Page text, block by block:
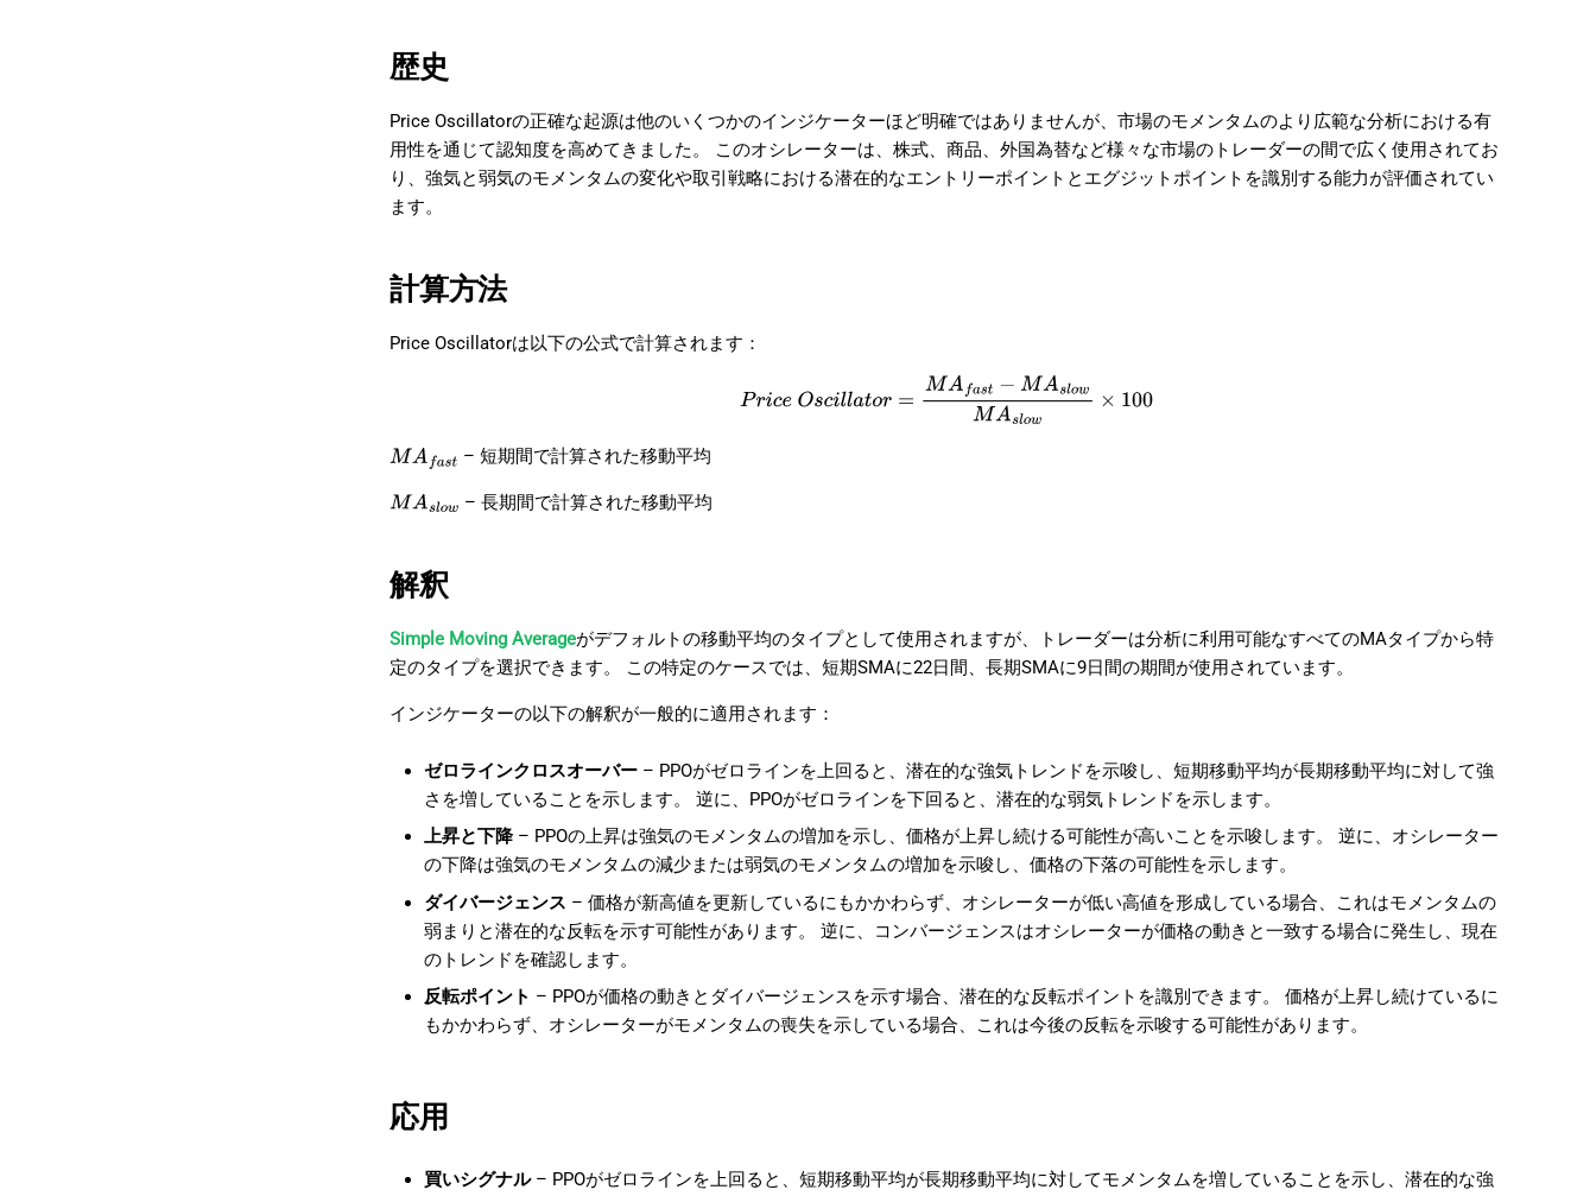
歴史
Price Oscillatorの正確な起源は他のいくつかのインジケーターほど明確ではありませんが、市場のモメンタムのより広範な分析における有
用性を通じて認知度を高めてきました。 このオシレーターは、株式、商品、外国為替など様々な市場のトレーダーの間で広く使用されてお
り、強気と弱気のモメンタムの変化や取引戦略における潜在的なエントリーポイントとエグジットポイントを識別する能力が評価されてい
ます。
計算方法
Price Oscillatorは以下の公式で計算されます：
Pric e Oscillator= MA fast−MAslowMAslow ×100
MAfast – 短期間で計算された移動平均
MAslow – 長期間で計算された移動平均
解釈
Simple Moving Averageがデフォルトの移動平均のタイプとして使用されますが、トレーダーは分析に利用可能なすべてのMAタイプから特
定のタイプを選択できます。 この特定のケースでは、短期SMAに22日間、長期SMAに9日間の期間が使用されています。
インジケーターの以下の解釈が一般的に適用されます：
ゼロラインクロスオーバー– PPOがゼロラインを上回ると、潜在的な強気トレンドを示唆し、短期移動平均が長期移動平均に対して強
さを増していることを示します。 逆に、PPOがゼロラインを下回ると、潜在的な弱気トレンドを示します。
上昇と下降– PPOの上昇は強気のモメンタムの増加を示し、価格が上昇し続ける可能性が高いことを示唆します。 逆に、オシレーター
の下降は強気のモメンタムの減少または弱気のモメンタムの増加を示唆し、価格の下落の可能性を示します。
ダイバージェンス – 価格が新高値を更新しているにもかかわらず、オシレーターが低い高値を形成している場合、これはモメンタムの
弱まりと潜在的な反転を示す可能性があります。 逆に、コンバージェンスはオシレーターが価格の動きと一致する場合に発生し、現在
のトレンドを確認します。
反転ポイント – PPOが価格の動きとダイバージェンスを示す場合、潜在的な反転ポイントを識別できます。 価格が上昇し続けているに
もかかわらず、オシレーターがモメンタムの喪失を示している場合、これは今後の反転を示唆する可能性があります。
応用
買いシグナル– PPOがゼロラインを上回ると、短期移動平均が長期移動平均に対してモメンタムを増していることを示し、潜在的な強